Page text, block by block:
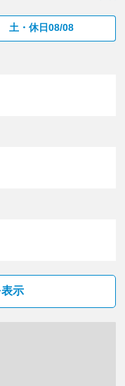
土・休日08/08
示